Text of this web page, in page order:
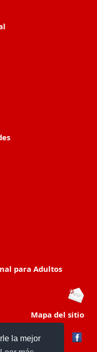
la mejor
para Adultos
Mapa del sitio